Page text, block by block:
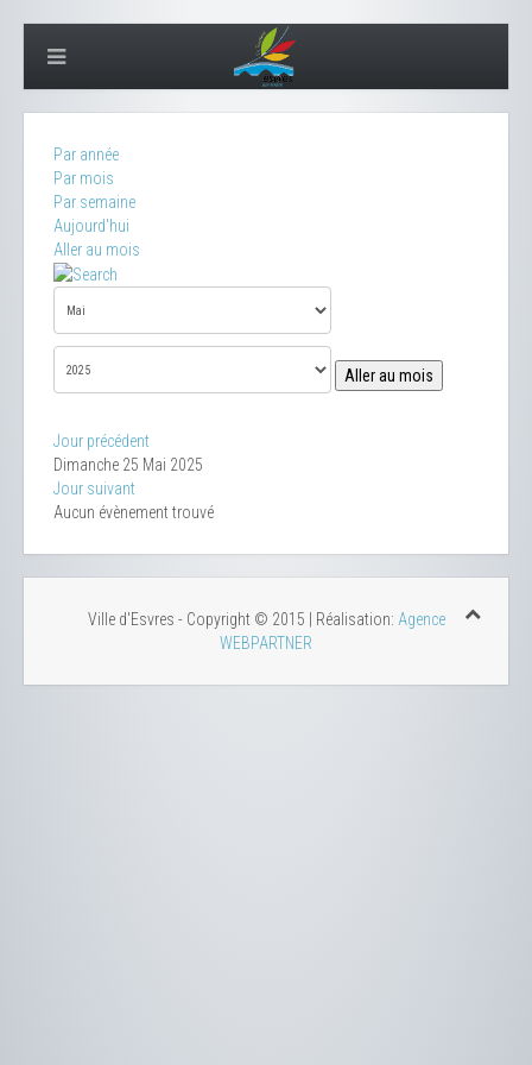
Par année
Par mois
Par semaine
Aujourd'hui
Aller au mois
Aller au mois
Jour précédent
Dimanche 25 Mai 2025
Jour suivant
Aucun évènement trouvé
Ville d'Esvres - Copyright © 2015 | Réalisation: Agence
WEBPARTNER